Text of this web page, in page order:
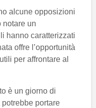
alcune opposizioni
notare un
hanno caratterizzati
offre l’opportunità
per affrontare al
è un giorno di
portare